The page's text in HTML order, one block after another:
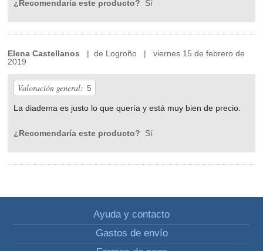
¿Recomendaría este producto? Sí
Elena Castellanos | de Logroño | viernes 15 de febrero de
2019
Valoración general: 5
La diadema es justo lo que quería y está muy bien de precio.
¿Recomendaría este producto? Sí
Ayuda y contacto
Gastos de envío